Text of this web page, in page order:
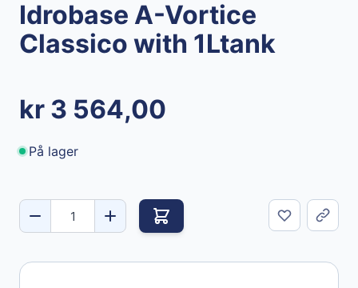
Idrobase A-Vortice
Classico with 1Ltank
kr 3 564,00
På lager
Del